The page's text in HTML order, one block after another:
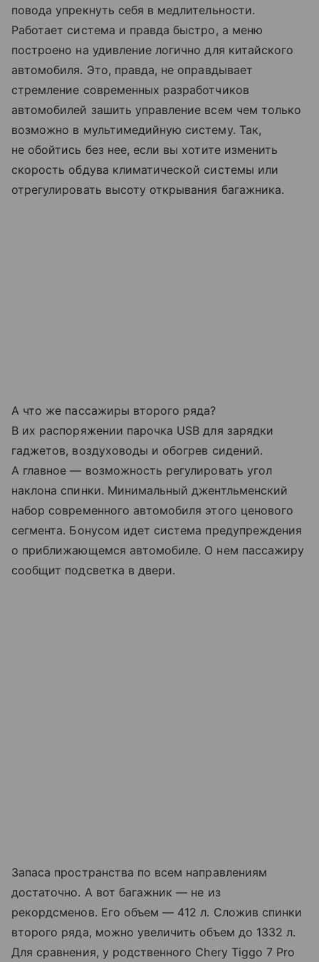
повода упрекнуть себя в медлительности.
Работает система и правда быстро, а меню
построено на удивление логично для китайского
автомобиля. Это, правда, не оправдывает
стремление современных разработчиков
автомобилей зашить управление всем чем только
возможно в мультимедийную систему. Так,
не обойтись без нее, если вы хотите изменить
скорость обдува климатической системы или
отрегулировать высоту открывания багажника.
А что же пассажиры второго ряда?
В их распоряжении парочка USB для зарядки
гаджетов, воздуховоды и обогрев сидений.
А главное — возможность регулировать угол
наклона спинки. Минимальный джентльменский
набор современного автомобиля этого ценового
сегмента. Бонусом идет система предупреждения
о приближающемся автомобиле. О нем пассажиру
сообщит подсветка в двери.
Запаса пространства по всем направлениям
достаточно. А вот багажник — не из
рекордсменов. Его объем — 412 л. Сложив спинки
второго ряда, можно увеличить объем до 1332 л.
Для сравнения, у родственного Chery Tiggo 7 Pro